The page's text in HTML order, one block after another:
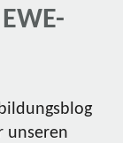
unseren